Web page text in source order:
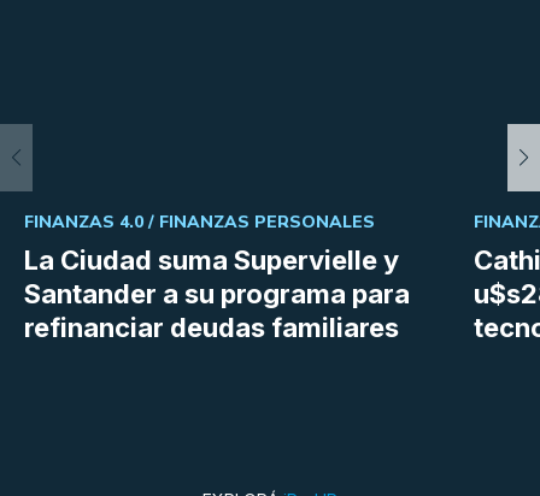
La Ciudad suma Supervielle y
Santander a su programa para
refinanciar deudas familiares
FINANZAS 4.0 / FINANZAS PERSONALES